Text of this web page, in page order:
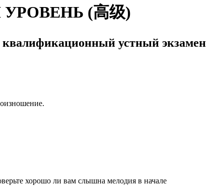
(高级)
устныйэкзамен
хорошо ли вам слышна мелодия в начале